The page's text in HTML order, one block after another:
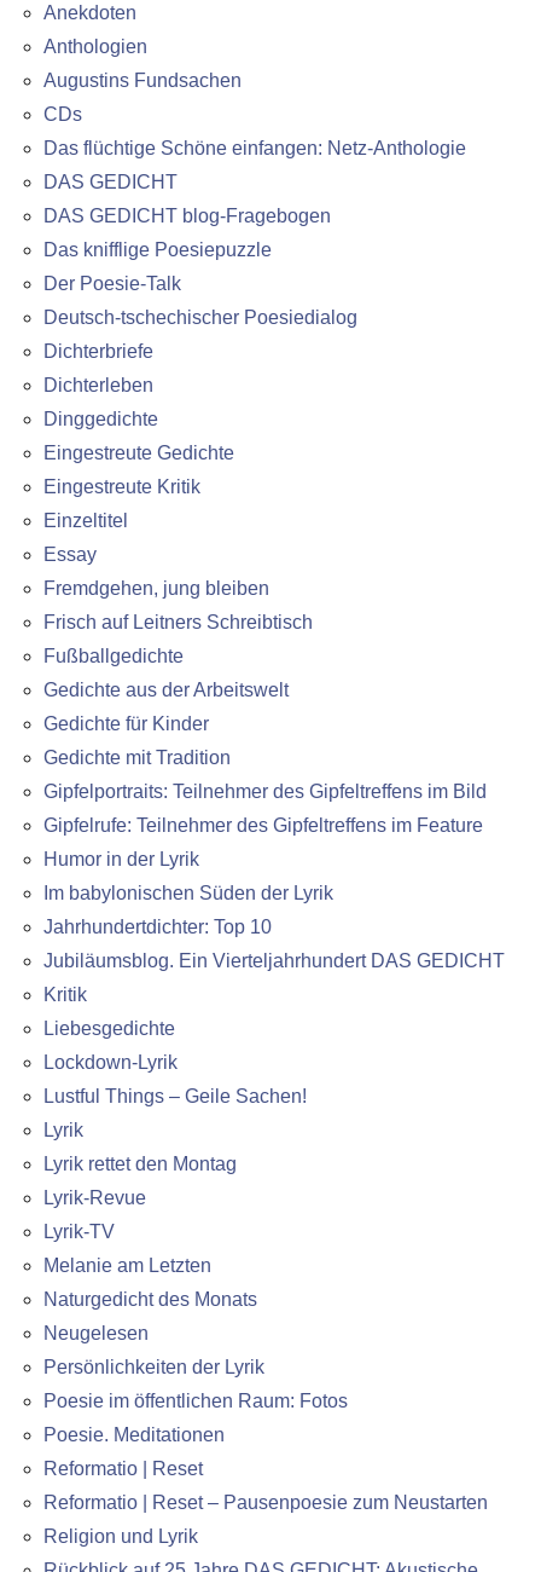
Anekdoten
Anthologien
Augustins Fundsachen
CDs
Das flüchtige Schöne einfangen: Netz-Anthologie
DAS GEDICHT
DAS GEDICHT blog-Fragebogen
Das knifflige Poesiepuzzle
Der Poesie-Talk
Deutsch-tschechischer Poesiedialog
Dichterbriefe
Dichterleben
Dinggedichte
Eingestreute Gedichte
Eingestreute Kritik
Einzeltitel
Essay
Fremdgehen, jung bleiben
Frisch auf Leitners Schreibtisch
Fußballgedichte
Gedichte aus der Arbeitswelt
Gedichte für Kinder
Gedichte mit Tradition
Gipfelportraits: Teilnehmer des Gipfeltreffens im Bild
Gipfelrufe: Teilnehmer des Gipfeltreffens im Feature
Humor in der Lyrik
Im babylonischen Süden der Lyrik
Jahrhundertdichter: Top 10
Jubiläumsblog. Ein Vierteljahrhundert DAS GEDICHT
Kritik
Liebesgedichte
Lockdown-Lyrik
Lustful Things – Geile Sachen!
Lyrik
Lyrik rettet den Montag
Lyrik-Revue
Lyrik-TV
Melanie am Letzten
Naturgedicht des Monats
Neugelesen
Persönlichkeiten der Lyrik
Poesie im öffentlichen Raum: Fotos
Poesie. Meditationen
Reformatio | Reset
Reformatio | Reset – Pausenpoesie zum Neustarten
Religion und Lyrik